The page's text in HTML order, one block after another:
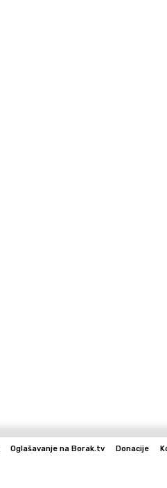
Oglašavanje na Borak.tv Donacije